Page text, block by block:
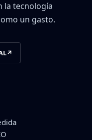
la tecnología
un gasto.
↗